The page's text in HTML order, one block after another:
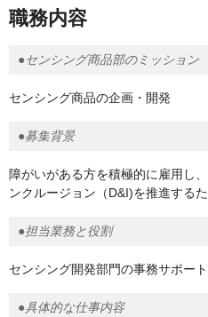
職務内容
●センシング商品部のミッション
センシング商品の企画・開発
●募集背景
障がいがある方を積極的に雇用し
ンクルージョン（D&I)を推進する
●担当業務と役割
センシング開発部門の事務サポート
●具体的な仕事内容